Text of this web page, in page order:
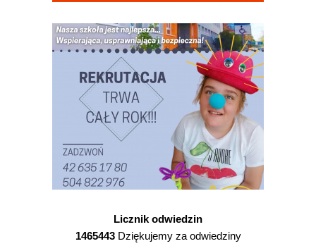
Licznik odwiedzin
1465443Dziękujemy za odwiedziny